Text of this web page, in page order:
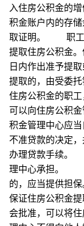
入住房公积金
积金账户内的存
取证明。 职工
提取住房公积金
日内作出准予提
提取的，由受委
住房公积金的职
可以向住房公积
积金管理中心应
不准贷款的决定
办理贷款手续。
理中心承担。
的，应当提供
保证住房公积金
会批准，可以将